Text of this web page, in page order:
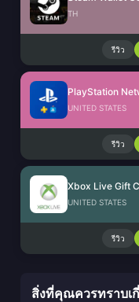
TH
รีวิว
UNITED STATES
รีวิว
UNITED STATES
รีวิว
สิ่งที่คุณควรทราบเ